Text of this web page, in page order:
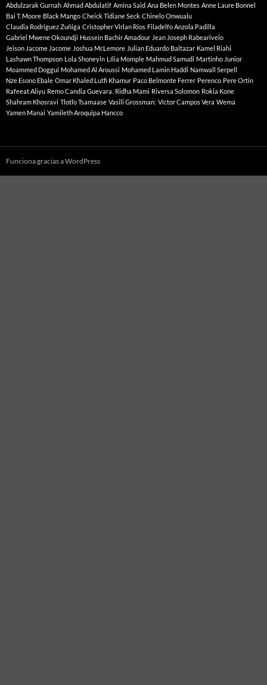
Abdulzarak Gurnah Ahmad Abdulatif Amina Said Ana Belen Montes Anne Laure Bonnel
Bai T. Moore Black Mango Cheick Tidiane Seck Chinelo Onwualu
Claudia Rodriguez Zuñiga Cristopher Virlan Rios Filadelfo Anzola Padilla
Gabriel Mwene Okoundji Hussein Bachir Amadour Jean Joseph Rabearivelo
Jeison Jacome Jacome Joshua McLemore Julian Eduardo Baltazar Kamel Riahi
Lashawn Thompson Lola Shoneyin Lília Momple Mahmud Samudi Martinho Junior
Moammed Doggui Mohamed Al Aroussi Mohamed Lamin Haddi Namwall Serpell
Nze Esono Ebale Omar Khaled Lutfi Khamur Paco Belmonte Ferrer Perenco Pere Ortin
Rafeeat Aliyu Remo Candia Guevara. Ridha Mami Riversa Solomon Rokia Kone
Shahram Khosravi Tlotlo Tsamaase Vasili Grossman: Víctor Campos Vera Wema
Yamen Manai Yamileth Aroquipa Hancco
Funciona gracias a WordPress